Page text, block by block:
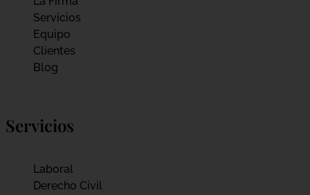
Servicios
Equipo
Clientes
Blog
Servicios
Laboral
Derecho Civil